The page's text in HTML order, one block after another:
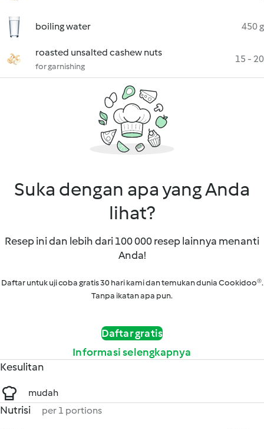
boiling water 450 g
roasted unsalted cashew nuts
for garnishing
15 - 20
Suka dengan apa yang Anda
lihat?
Resep ini dan lebih dari 100 000 resep lainnya menanti
Anda!
Daftar untuk uji coba gratis 30 hari kami dan temukan dunia Cookidoo®.
Tanpa ikatan apa pun.
Daftar gratis
Informasi selengkapnya
Kesulitan
mudah
Nutrisi per 1 portions